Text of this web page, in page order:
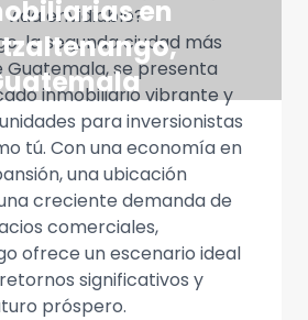
en
envidiable?
la segunda ciudad más
se presenta
inmobiliario vibrante y
para inversionistas
tú. Con una economía en
una ubicación
creciente demanda de
comerciales,
ofrece un escenario ideal
significativos y
próspero.